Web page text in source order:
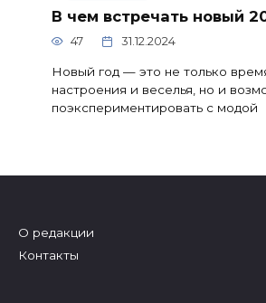
В чем встречать новый
47 31.12.2024
Новый год — это не только
настроения и веселья, но и
поэкспериментировать с модой
О редакции
Контакты